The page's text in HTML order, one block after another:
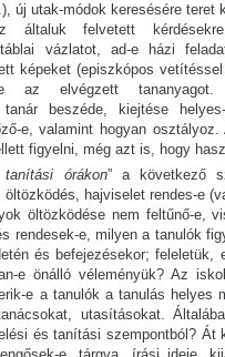
új utak-módok keresésére teret
általuk felvetett
vázlatot, ad-e házi
képeket (episzkópos
e az elvégzett
beszéde, kiejtése
e, valamint hogyan
figyelni, még azt is, hogy
órákon” a következő
hajviselet rendes-e
öltözködése nem feltűnő-e,
rendesek-e, milyen a tanulók
és befejezésekor; feleletük,
e önálló véleményük? Az
e a tanulók a tanulás helyes
utasításokat.
és tanítási szempontból? Át